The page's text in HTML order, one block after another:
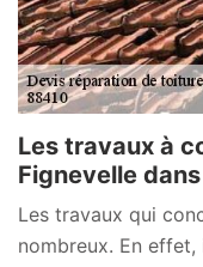
Les travaux à
Fignevelle
Les travaux qui
nombreux. En